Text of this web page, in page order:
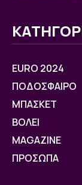
EURO 2024
ΠΟΔΟΣΦΑΙΡΟ
ΜΠΑΣΚΕΤ
ΒOΛΕΙ
MAGAZINE
ΠΡΟΣΩΠΑ